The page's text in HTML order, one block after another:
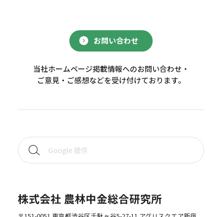
お問い合わせ
当社ホームページ掲載情報へのお問い合わせ・
ご意見・ご感想などを受け付けております。
株式会社 農林中金総合研究所